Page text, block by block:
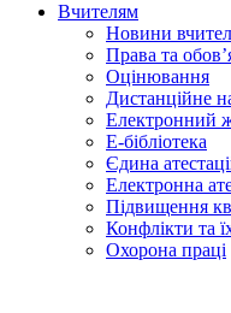
Вчителям
Новини
Права та
Оцінювання
Дистанційне
Електронний
E-бібліотека
Єдина
Електронна
Підвищення
Конфлікти та
Охорона праці